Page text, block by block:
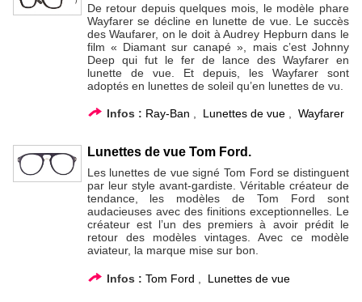
De retour depuis quelques mois, le modèle phare
Wayfarer se décline en lunette de vue. Le succès
des Waufarer, on le doit à Audrey Hepburn dans le
film « Diamant sur canapé », mais c’est Johnny
Deep qui fut le fer de lance des Wayfarer en
lunette de vue. Et depuis, les Wayfarer sont
adoptés en lunettes de soleil qu’en lunettes de vu.
Infos : Ray-Ban Lunettes de vue, Wayfarer
Lunettes de vue Tom Ford.
Les lunettes de vue signé Tom Ford se distinguent
par leur style avant-gardiste. Véritable créateur de
tendance, les modèles de Tom Ford sont
audacieuses avec des finitions exceptionnelles. Le
créateur est l’un des premiers à avoir prédit le
retour des modèles vintages. Avec ce modèle
aviateur, la marque mise sur bon.
Infos : Tom Ford Lunettes de vue